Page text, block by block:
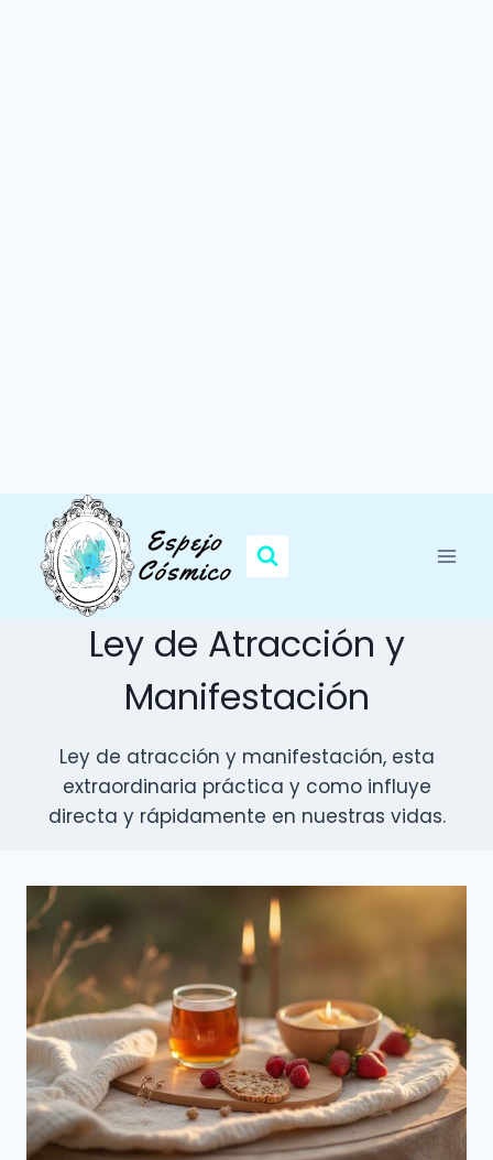
contenido
Ley de Atracción y
Manifestación
Ley de atracción y manifestación, esta
extraordinaria práctica y como influye
directa y rápidamente en nuestras vidas.